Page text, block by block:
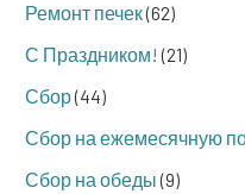
Ремонт печек(62)
С Праздником! (21)
Сбор(44)
Сбор на ежемесячную
Сбор на обеды(9)